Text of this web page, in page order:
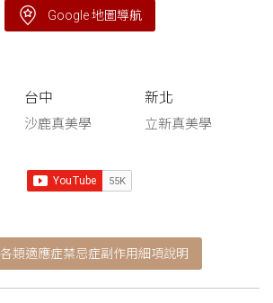
Google 地圖導航
台中
沙鹿真美學
新北
立新真美學
各類適應症禁忌症副作用細項說明